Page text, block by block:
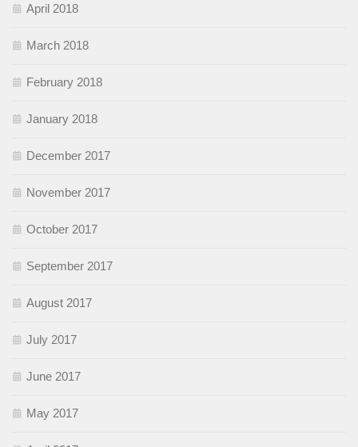
April 2018
March 2018
February 2018
January 2018
December 2017
November 2017
October 2017
September 2017
August 2017
July 2017
June 2017
May 2017